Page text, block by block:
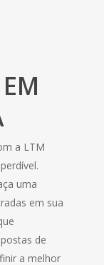
a LTM
uma
em sua
de
a melhor